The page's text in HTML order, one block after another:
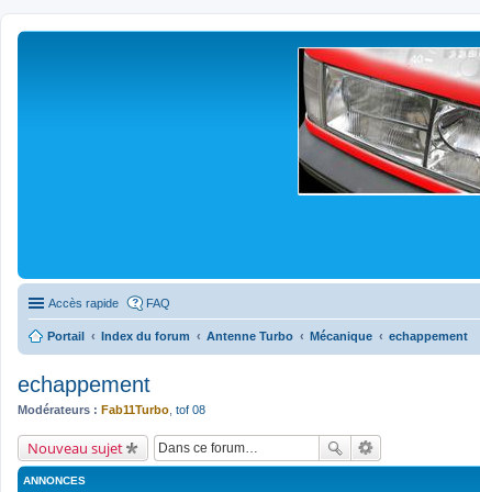
Accès rapide FAQ
Portail Index du forum Antenne Turbo Mécanique echappement
echappement
Modérateurs : Fab11Turbo tof 08
Nouveau sujet
ANNONCES